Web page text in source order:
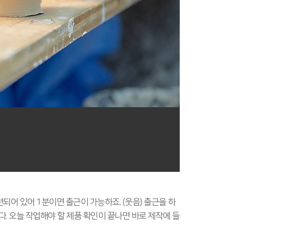
어 있어 1분이면 출근이 가능하죠. (웃음) 출근을 하
오늘 작업해야 할 제품 확인이 끝나면 바로 제작에 들